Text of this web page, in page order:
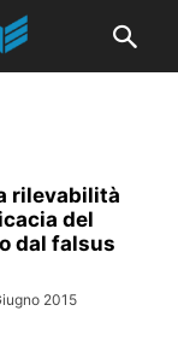
rilevabilità
del
dal falsus
2015